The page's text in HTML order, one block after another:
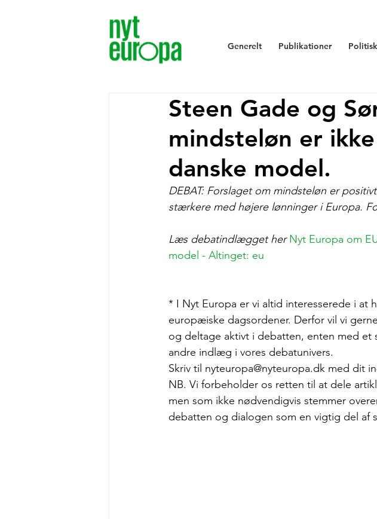
Generelt Publikationer
Steen Gade og
mindsteløn er
danske model.
DEBAT: Forslaget om mindsteløn er
stærkere med højere lønninger i Europa.
Læs debatindlægget her Nyt Europa om
model - Altinget: eu
* I Nyt Europa er vi altid interesserede i at
europæiske dagsordener. Derfor vil vi
og deltage aktivt i debatten, enten med et
andre indlæg i vores debatunivers.
Skriv til nyteuropa@nyteuropa.dk med dit
NB. Vi forbeholder os retten til at dele
men som ikke nødvendigvis stemmer
debatten og dialogen som en vigtig del af